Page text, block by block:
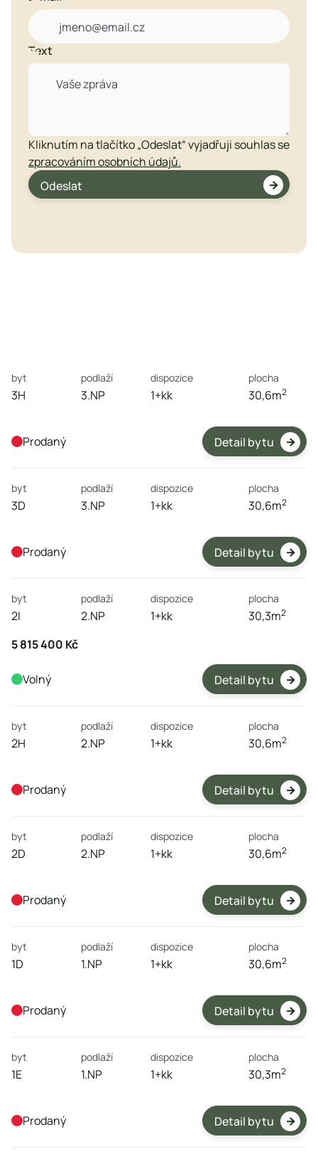

Text
Kliknutím na tlačítko „Odeslat“ vyjadřuji souhlas se
zpracováním osobních údajů.


byt
3H
podlaží
3.NP
dispozice
1+kk
plocha
30,6m2
Detail bytu 
Prodaný
byt
3D
podlaží
3.NP
dispozice
1+kk
plocha
30,6m2
Detail bytu 
Prodaný
byt
2I
podlaží
2.NP
dispozice
1+kk
plocha
30,3m2
5 815 400 Kč
Detail bytu 
Volný
byt
2H
podlaží
2.NP
dispozice
1+kk
plocha
30,6m2
Detail bytu 
Prodaný
byt
2D
podlaží
2.NP
dispozice
1+kk
plocha
30,6m2
Detail bytu 
Prodaný
byt
1D
podlaží
1.NP
dispozice
1+kk
plocha
30,6m2
Detail bytu 
Prodaný
byt
1E
podlaží
1.NP
dispozice
1+kk
plocha
30,3m2
Detail bytu 
Prodaný